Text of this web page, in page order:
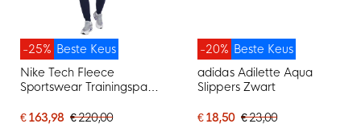
Beste Keus
-25%
Nike Tech Fleece
Sportswear Trainingspak
€ 163,98 € 220,00
Beste Keus
-20%
adidas Adilette Aqua
Slippers Zwart
€ 18,50 € 23,00